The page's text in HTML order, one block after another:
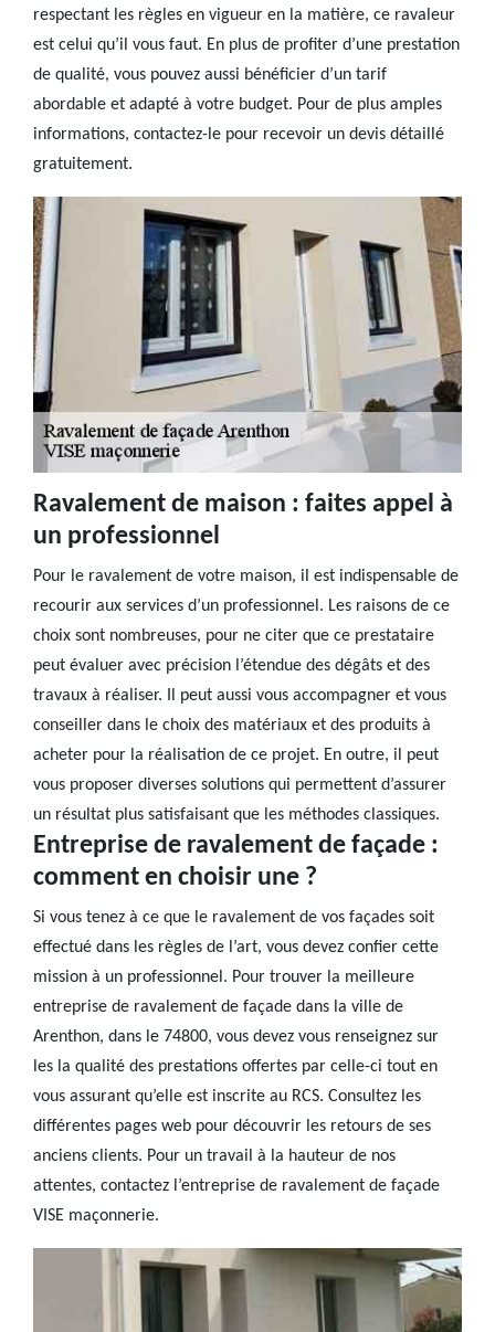
respectant les règles en vigueur en la matière, ce ravaleur
est celui qu’il vous faut. En plus de profiter d’une prestation
de qualité, vous pouvez aussi bénéficier d’un tarif
abordable et adapté à votre budget. Pour de plus amples
informations, contactez-le pour recevoir un devis détaillé
gratuitement.
Ravalement de maison : faites appel à
un professionnel
Pour le ravalement de votre maison, il est indispensable de
recourir aux services d’un professionnel. Les raisons de ce
choix sont nombreuses, pour ne citer que ce prestataire
peut évaluer avec précision l’étendue des dégâts et des
travaux à réaliser. Il peut aussi vous accompagner et vous
conseiller dans le choix des matériaux et des produits à
acheter pour la réalisation de ce projet. En outre, il peut
vous proposer diverses solutions qui permettent d’assurer
un résultat plus satisfaisant que les méthodes classiques.
Entreprise de ravalement de façade :
comment en choisir une ?
Si vous tenez à ce que le ravalement de vos façades soit
effectué dans les règles de l’art, vous devez confier cette
mission à un professionnel. Pour trouver la meilleure
entreprise de ravalement de façade dans la ville de
Arenthon, dans le 74800, vous devez vous renseignez sur
les la qualité des prestations offertes par celle-ci tout en
vous assurant qu’elle est inscrite au RCS. Consultez les
différentes pages web pour découvrir les retours de ses
anciens clients. Pour un travail à la hauteur de nos
attentes, contactez l’entreprise de ravalement de façade
VISE maçonnerie.